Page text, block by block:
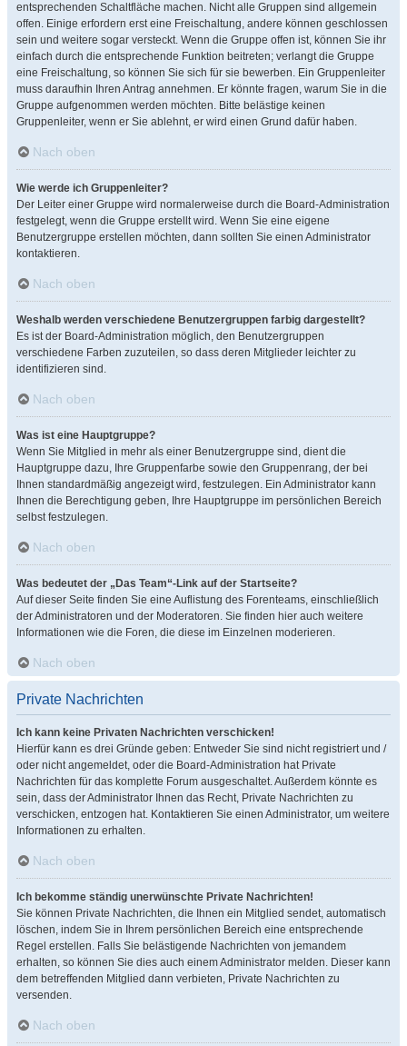
entsprechenden Schaltfläche machen. Nicht alle Gruppen sind allgemein
offen. Einige erfordern erst eine Freischaltung, andere können geschlossen
sein und weitere sogar versteckt. Wenn die Gruppe offen ist, können Sie ihr
einfach durch die entsprechende Funktion beitreten; verlangt die Gruppe
eine Freischaltung, so können Sie sich für sie bewerben. Ein Gruppenleiter
muss daraufhin Ihren Antrag annehmen. Er könnte fragen, warum Sie in die
Gruppe aufgenommen werden möchten. Bitte belästige keinen
Gruppenleiter, wenn er Sie ablehnt, er wird einen Grund dafür haben.
Nach oben
Wie werde ich Gruppenleiter?
Der Leiter einer Gruppe wird normalerweise durch die Board-Administration
festgelegt, wenn die Gruppe erstellt wird. Wenn Sie eine eigene
Benutzergruppe erstellen möchten, dann sollten Sie einen Administrator
kontaktieren.
Nach oben
Weshalb werden verschiedene Benutzergruppen farbig dargestellt?
Es ist der Board-Administration möglich, den Benutzergruppen
verschiedene Farben zuzuteilen, so dass deren Mitglieder leichter zu
identifizieren sind.
Nach oben
Was ist eine Hauptgruppe?
Wenn Sie Mitglied in mehr als einer Benutzergruppe sind, dient die
Hauptgruppe dazu, Ihre Gruppenfarbe sowie den Gruppenrang, der bei
Ihnen standardmäßig angezeigt wird, festzulegen. Ein Administrator kann
Ihnen die Berechtigung geben, Ihre Hauptgruppe im persönlichen Bereich
selbst festzulegen.
Nach oben
Was bedeutet der „Das Team“-Link auf der Startseite?
Auf dieser Seite finden Sie eine Auflistung des Forenteams, einschließlich
der Administratoren und der Moderatoren. Sie finden hier auch weitere
Informationen wie die Foren, die diese im Einzelnen moderieren.
Nach oben
Private Nachrichten
Ich kann keine Privaten Nachrichten verschicken!
Hierfür kann es drei Gründe geben: Entweder Sie sind nicht registriert und /
oder nicht angemeldet, oder die Board-Administration hat Private
Nachrichten für das komplette Forum ausgeschaltet. Außerdem könnte es
sein, dass der Administrator Ihnen das Recht, Private Nachrichten zu
verschicken, entzogen hat. Kontaktieren Sie einen Administrator, um weitere
Informationen zu erhalten.
Nach oben
Ich bekomme ständig unerwünschte Private Nachrichten!
Sie können Private Nachrichten, die Ihnen ein Mitglied sendet, automatisch
löschen, indem Sie in Ihrem persönlichen Bereich eine entsprechende
Regel erstellen. Falls Sie belästigende Nachrichten von jemandem
erhalten, so können Sie dies auch einem Administrator melden. Dieser kann
dem betreffenden Mitglied dann verbieten, Private Nachrichten zu
versenden.
Nach oben